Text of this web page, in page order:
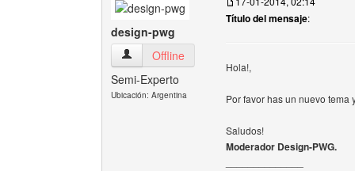
design-pwg
design-pwg Ver perfil del usuario
Offline
Semi-Experto
Ubicación: Argentina
Título del mensaje:
Hola!,
Por favor has un nuevo tema
Saludos!
Moderador Design-PWG.